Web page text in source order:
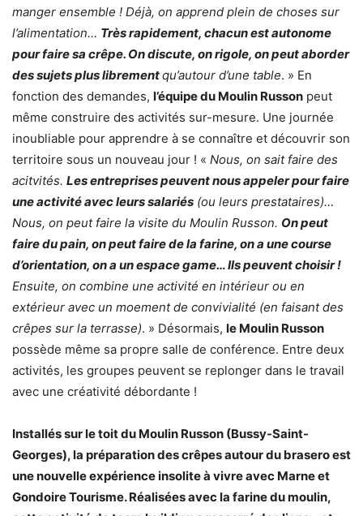
manger ensemble ! Déjà, on apprend plein de choses sur
l’alimentation… Très rapidement, chacun est autonome
pour faire sa crêpe. On discute, on rigole, on peut aborder
des sujets plus librementqu’autour d’une table. » En
fonction des demandes, l’équipe du Moulin Russon peut
même construire des activités sur-mesure. Une journée
inoubliable pour apprendre à se connaître et découvrir son
territoire sous un nouveau jour ! « Nous, on sait faire des
acitvités. Les entreprises peuvent nous appeler pour faire
une activité avec leurs salariés (ou leurs prestataires)…
Nous, on peut faire la visite du Moulin Russon. On peut
faire du pain, on peut faire de la farine, on a une course
d’orientation, on a un espace game… Ils peuvent choisir !
Ensuite, on combine une activité en intérieur ou en
extérieur avec un moement de convivialité (en faisant des
crêpes sur la terrasse). » Désormais, le Moulin Russon
possède même sa propre salle de conférence. Entre deux
activités, les groupes peuvent se replonger dans le travail
avec une créativité débordante !
Installés sur le toit du Moulin Russon (Bussy-Saint-
Georges), la préparation des crêpes autour du brasero est
une nouvelle expérience insolite à vivre avec Marne et
Gondoire Tourisme. Réalisées avec la farine du moulin,